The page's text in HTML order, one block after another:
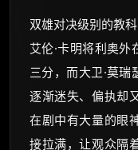
双雄对决级别的教
艾伦·卡明将利奥
三分，而大卫·莫
逐渐迷失、偏执却
在剧中有大量的眼
接拉满，让观众隔